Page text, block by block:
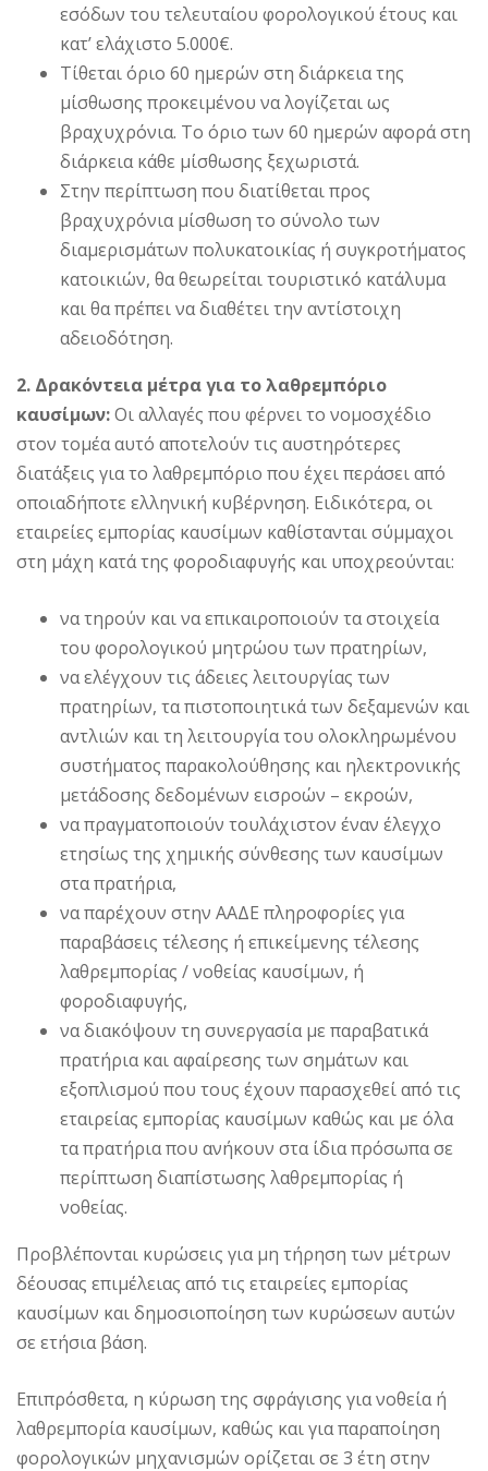
εσόδων του τελευταίου φορολογικού έτους και
κατ’ ελάχιστο 5.000€.
Τίθεται όριο 60 ημερών στη διάρκεια της
μίσθωσης προκειμένου να λογίζεται ως
βραχυχρόνια. Το όριο των 60 ημερών αφορά στη
διάρκεια κάθε μίσθωσης ξεχωριστά.
Στην περίπτωση που διατίθεται προς
βραχυχρόνια μίσθωση το σύνολο των
διαμερισμάτων πολυκατοικίας ή συγκροτήματος
κατοικιών, θα θεωρείται τουριστικό κατάλυμα
και θα πρέπει να διαθέτει την αντίστοιχη
αδειοδότηση.
2. Δρακόντεια μέτρα για το λαθρεμπόριο
καυσίμων:Οι αλλαγές που φέρνει το νομοσχέδιο
στον τομέα αυτό αποτελούν τις αυστηρότερες
διατάξεις για το λαθρεμπόριο που έχει περάσει από
οποιαδήποτε ελληνική κυβέρνηση. Ειδικότερα, οι
εταιρείες εμπορίας καυσίμων καθίστανται σύμμαχοι
στη μάχη κατά της φοροδιαφυγής και υποχρεούνται:
να τηρούν και να επικαιροποιούν τα στοιχεία
του φορολογικού μητρώου των πρατηρίων,
να ελέγχουν τις άδειες λειτουργίας των
πρατηρίων, τα πιστοποιητικά των δεξαμενών και
αντλιών και τη λειτουργία του ολοκληρωμένου
συστήματος παρακολούθησης και ηλεκτρονικής
μετάδοσης δεδομένων εισροών – εκροών,
να πραγματοποιούν τουλάχιστον έναν έλεγχο
ετησίως της χημικής σύνθεσης των καυσίμων
στα πρατήρια,
να παρέχουν στην ΑΑΔΕ πληροφορίες για
παραβάσεις τέλεσης ή επικείμενης τέλεσης
λαθρεμπορίας / νοθείας καυσίμων, ή
φοροδιαφυγής,
να διακόψουν τη συνεργασία με παραβατικά
πρατήρια και αφαίρεσης των σημάτων και
εξοπλισμού που τους έχουν παρασχεθεί από τις
εταιρείας εμπορίας καυσίμων καθώς και με όλα
τα πρατήρια που ανήκουν στα ίδια πρόσωπα σε
περίπτωση διαπίστωσης λαθρεμπορίας ή
νοθείας.
Προβλέπονται κυρώσεις για μη τήρηση των μέτρων
δέουσας επιμέλειας από τις εταιρείες εμπορίας
καυσίμων και δημοσιοποίηση των κυρώσεων αυτών
σε ετήσια βάση.
Επιπρόσθετα, η κύρωση της σφράγισης για νοθεία ή
λαθρεμπορία καυσίμων, καθώς και για παραποίηση
φορολογικών μηχανισμών ορίζεται σε 3 έτη στην